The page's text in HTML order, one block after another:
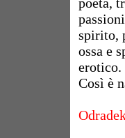
spirito,
ossa e
erotico.
Così è